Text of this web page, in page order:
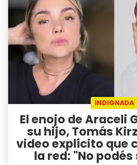
INDIGNADA
El enojo de Araceli
su hijo, Tomás
video explícito que
la red: "No